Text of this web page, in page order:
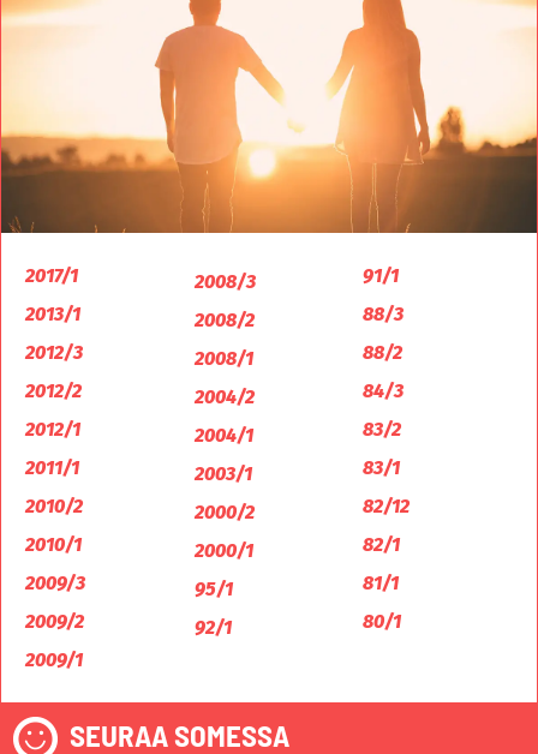
2017/1
2013/1
2012/3
2012/2
2012/1
2011/1
2010/2
2010/1
2009/3
2009/2
2009/1
2008/3
2008/2
2008/1
2004/2
2004/1
2003/1
2000/2
2000/1
95/1
92/1
91/1
88/3
88/2
84/3
83/2
83/1
82/12
82/1
81/1
80/1
SEURAA SOMESSA